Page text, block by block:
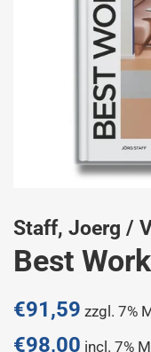
Staff, Joerg /
Best
Normaler
€91,59 zzgl. 7%
€98,00 incl. 7%